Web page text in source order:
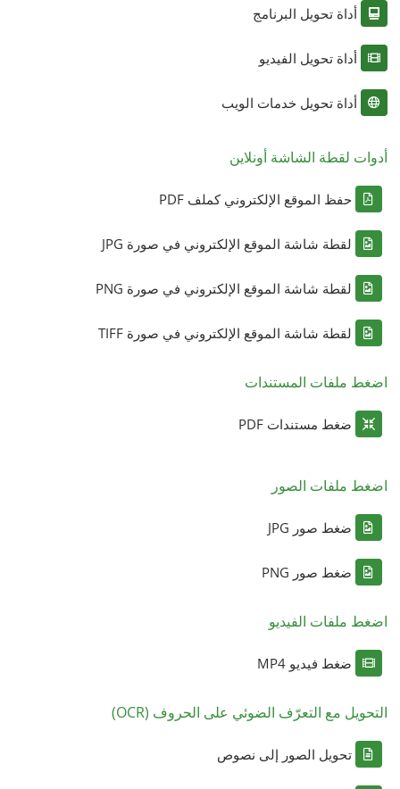
أداة تحويل البرنامج
أداة تحويل الفيديو
أداة تحويل خدمات الويب
أدوات لقطة الشاشة أونلاين
حفظ الموقع الإلكتروني كملف PDF
لقطة شاشة الموقع الإلكتروني في صورة JPG
لقطة شاشة الموقع الإلكتروني في صورة PNG
لقطة شاشة الموقع الإلكتروني في صورة TIFF
اضغط ملفات المستندات
ضغط مستندات PDF
اضغط ملفات الصور
ضغط صور JPG
ضغط صور PNG
اضغط ملفات الفيديو
ضغط فيديو MP4
التحويل مع التعرّف الضوئي على الحروف (OCR)
تحويل الصور إلى نصوص